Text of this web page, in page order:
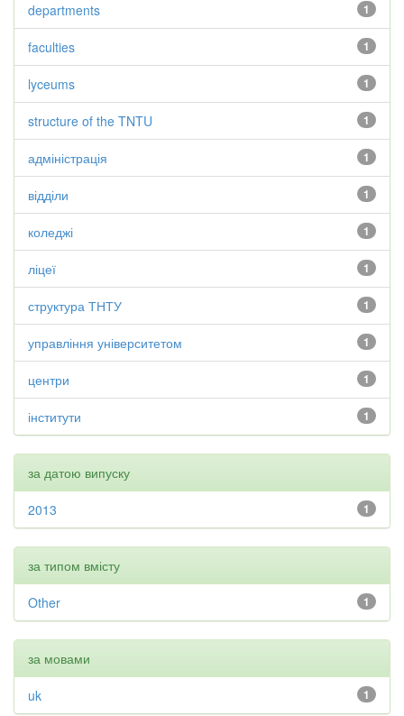
1
departments
1
faculties
1
lyceums
1
structure of the TNTU
1
адміністрація
1
відділи
1
коледжі
1
ліцеї
1
структура ТНТУ
1
управління університетом
1
центри
1
інститути
за датою випуску
1
2013
за типом вмісту
1
Other
за мовами
1
uk